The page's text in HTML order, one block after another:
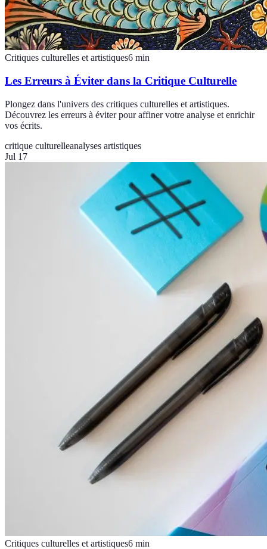
Critiques culturelles et artistiques6 min
Les Erreurs à Éviter dans la Critique Culturelle
Plongez dans l'univers des critiques culturelles et artistiques.
Découvrez les erreurs à éviter pour affiner votre analyse et enrichir
vos écrits.
critique culturelleanalyses artistiques
Jul 17
Critiques culturelles et artistiques6 min